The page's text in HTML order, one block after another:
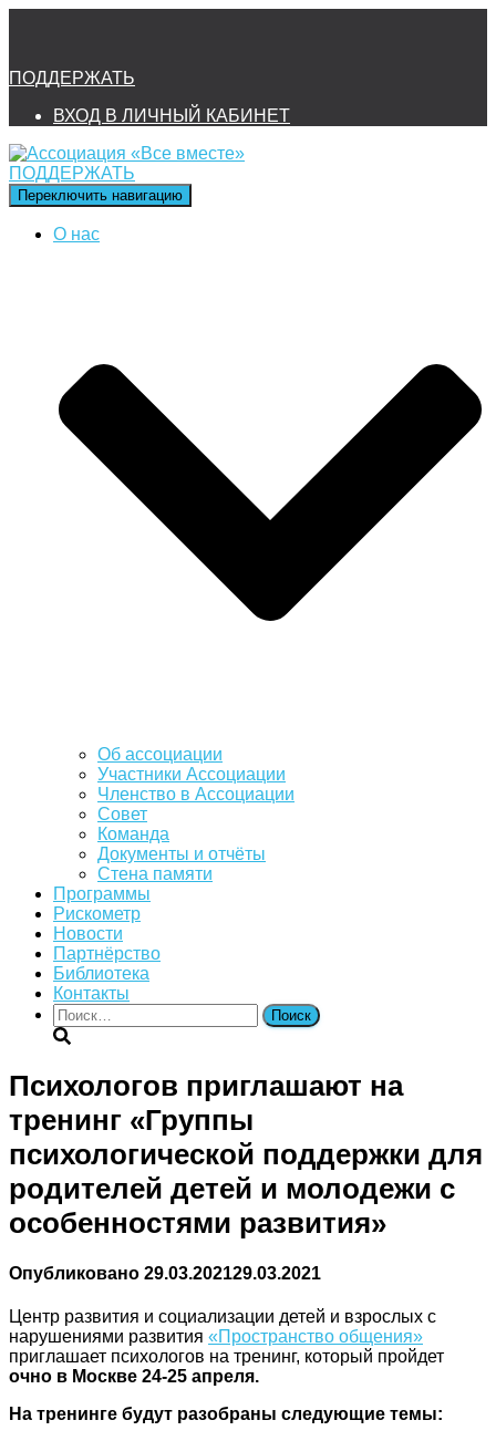
ПОДДЕРЖАТЬ
ВХОД В ЛИЧНЫЙ КАБИНЕТ
ПОДДЕРЖАТЬ
Переключить навигацию
О нас
Об ассоциации
Участники Ассоциации
Членство в Ассоциации
Совет
Команда
Документы и отчёты
Стена памяти
Программы
Рискометр
Новости
Партнёрство
Библиотека
Контакты
Найти:
Психологов приглашают на
тренинг «Группы
психологической поддержки для
родителей детей и молодежи с
особенностями развития»
Опубликовано 29.03.202129.03.2021
Центр развития и социализации детей и взрослых с
нарушениями развития «Пространство общения»
приглашает психологов на тренинг, который пройдет
очно в Москве 24-25 апреля.
На тренинге будут разобраны следующие темы: